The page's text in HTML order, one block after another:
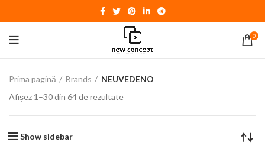
0
Prima pagină Brands
NEUVEDENO
Afișez 1–30 din 64 de rezultate
Show sidebar